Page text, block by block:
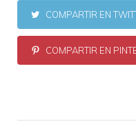
COMPARTIR EN
COMPARTIR EN